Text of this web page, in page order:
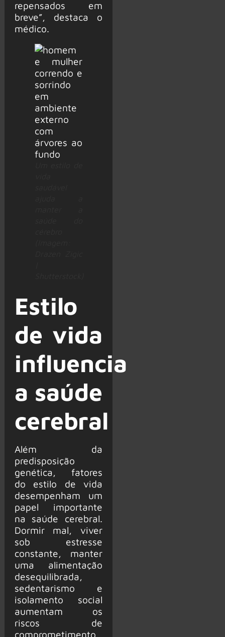
repensados em
breve”, destaca o
médico.
Estilo
de vida
influencia
a saúde
cerebral
Além da
predisposição
genética, fatores
do estilo de vida
desempenham um
papel importante
na saúde cerebral.
Dormir mal, viver
sob estresse
constante, manter
uma alimentação
desequilibrada,
sedentarismo e
isolamento social
aumentam os
riscos de
comprometimento